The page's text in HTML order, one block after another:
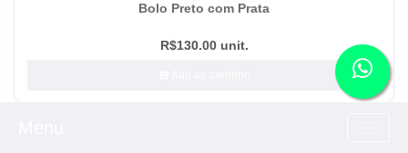
Bolo Preto com Prata
R$130.00 unit.